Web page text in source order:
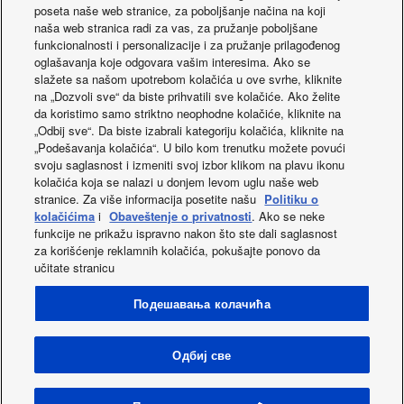
Temperaturni opseg
ivode na izlazu
(grejanje – maks.)
+55
Opseg rada (hladno
– Min)
°C
-15
Opseg rada
(hlađenje – maks.)
°C
+52
Opseg rada
(grejanje – min)
°C
-20
Opseg rada
(grejanje – maks.)
°C +35
Novosti
Facebook Instagram Youtube
LinkedIn
Kontakt
Politika privatnosti
Politika korišćenja kolačića
Data act
Novosti
Energy labels
Area / Country
Autorska prava © 2026 Panasonic Marketing Europe GmbH Sva
poseta naše web stranice, za poboljšanje načina na koji
naša web stranica radi za vas, za pružanje poboljšane
funkcionalnosti i personalizacije i za pružanje prilagođenog
oglašavanja koje odgovara vašim interesima. Ako se
slažete sa našom upotrebom kolačića u ove svrhe, kliknite
na „Dozvoli sve“ da biste prihvatili sve kolačiće. Ako želite
da koristimo samo striktno neophodne kolačiće, kliknite na
„Odbij sve“. Da biste izabrali kategoriju kolačića, kliknite na
„Podešavanja kolačića“. U bilo kom trenutku možete povući
svoju saglasnost i izmeniti svoj izbor klikom na plavu ikonu
kolačića koja se nalazi u donjem levom uglu naše web
stranice. Za više informacija posetite našu Politiku o
kolačićima i Obaveštenje o privatnosti. Ako se neke
funkcije ne prikažu ispravno nakon što ste dali saglasnost
za korišćenje reklamnih kolačića, pokušajte ponovo da
učitate stranicu
Подешавања колачића
Одбиј све